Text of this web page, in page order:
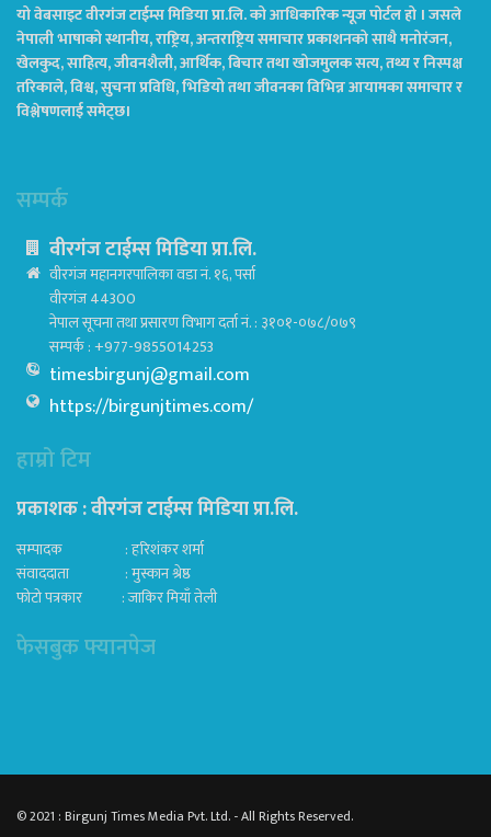
यो वेबसाइट वीरगंज टाईम्स मिडिया प्रा.लि. को आधिकारिक न्यूज पोर्टल हो । जसले
नेपाली भाषाको स्थानीय, राष्ट्रिय, अन्तराष्ट्रिय समाचार प्रकाशनको साथै मनोरंजन,
खेलकुद, साहित्य, जीवनशैली, आर्थिक, बिचार तथा खोजमुलक सत्य, तथ्य र निस्पक्ष
तरिकाले, विश्व, सुचना प्रविधि, भिडियो तथा जीवनका विभिन्न आयामका समाचार र
विश्लेषणलाई समेट्छ।
सम्पर्क
वीरगंज टाईम्स मिडिया प्रा.लि.
वीरगंज महानगरपालिका वडा नं. १६, पर्सा
वीरगंज 44300
नेपाल सूचना तथा प्रसारण विभाग दर्ता नं. : ३१०१-०७८/०७९
सम्पर्क : +977-9855014253
timesbirgunj@gmail.com
https://birgunjtimes.com/
हाम्रो टिम
प्रकाशक : वीरगंज टाईम्स मिडिया प्रा‍.लि.
सम्पादक : हरिशंकर शर्मा
संवाददाता : मुस्कान श्रेष्ठ
फोटो पत्रकार : जाकिर मियाँ तेली
फेसबुक फ्यानपेज
© 2021 : Birgunj Times Media Pvt. Ltd. - All Rights Reserved.